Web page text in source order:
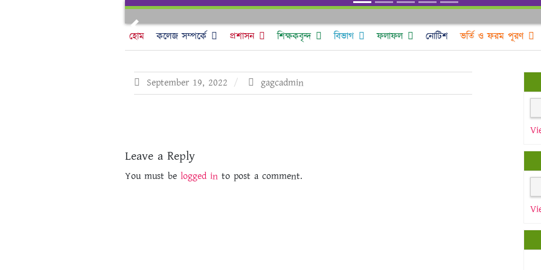
Previous
হোম কলেজ সম্পর্কে প্রশাসন শিক্ষকবৃন্দ বিভাগ ফলাফল নোটিশ ভর্তি ও ফরম পূরণ
September 19, 2022 gagcadmin
Leave a Reply
You must belogged in to post a comment.